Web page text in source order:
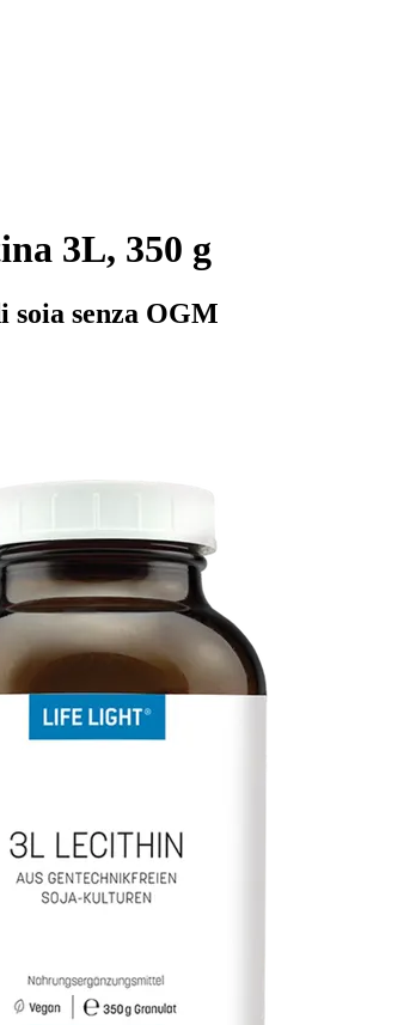
3L, 350 g
senza OGM